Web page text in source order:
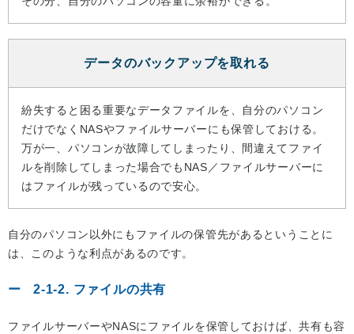
データのバックアップを取れる
紛失すると困る重要なデータファイルを、自分のパソコン
だけでなくNASやファイルサーバーにも保管しておける。
万が一、パソコンが故障してしまったり、間違えてファイ
ルを削除してしまった場合でもNAS／ファイルサーバーに
はファイルが残っているので安心。
自分のパソコン以外にもファイルの保管先があるということに
は、このような利点があるのです。
2-1-2. ファイルの共有
ファイルサーバーやNASにファイルを保管しておけば、共有も容